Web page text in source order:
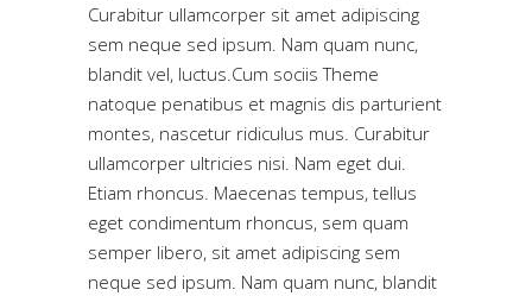
Curabitur ullamcorper sit amet adipiscing
sem neque sed ipsum. Nam quam nunc,
blandit vel, luctus.Cum sociis Theme
natoque penatibus et magnis dis parturient
montes, nascetur ridiculus mus. Curabitur
ullamcorper ultricies nisi. Nam eget dui.
Etiam rhoncus. Maecenas tempus, tellus
eget condimentum rhoncus, sem quam
semper libero, sit amet adipiscing sem
neque sed ipsum. Nam quam nunc, blandit